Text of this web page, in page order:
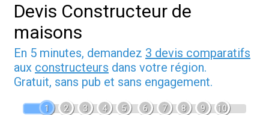
Devis Constructeur de
maisons
En 5 minutes, demandez 3 devis comparatifs
aux constructeurs dans votre région.
Gratuit, sans pub et sans engagement.
1 2 3 4 5 6 7 8 9 10